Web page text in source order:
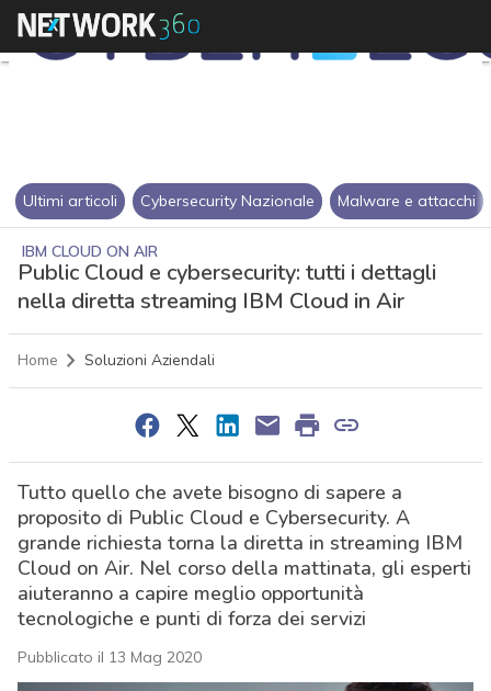
Ultimi articoli Cybersecurity Nazionale Malware e attacchi
IBM CLOUD ON AIR
Public Cloud e cybersecurity: tutti i dettagli
nella diretta streaming IBM Cloud in Air
Home Soluzioni Aziendali
Tutto quello che avete bisogno di sapere a
proposito di Public Cloud e Cybersecurity. A
grande richiesta torna la diretta in streaming IBM
Cloud on Air. Nel corso della mattinata, gli esperti
aiuteranno a capire meglio opportunità
tecnologiche e punti di forza dei servizi
Pubblicato il 13 Mag 2020